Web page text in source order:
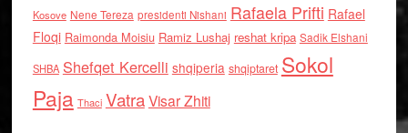
Kosove Nene Tereza presidenti Nishani Rafaela Prifti Rafael
Floqi Raimonda Moisiu Ramiz Lushaj reshat kripa Sadik Elshani
SHBA Shefqet Kercelli shqiperia shqiptaret Sokol
Paja Thaci VatraVisar Zhiti